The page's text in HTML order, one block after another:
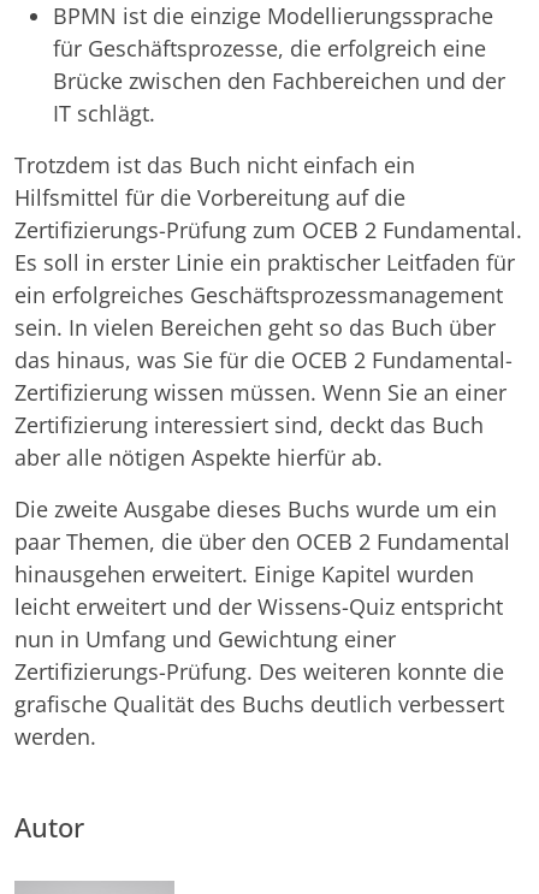
BPMN ist die einzige Modellierungssprache
für Geschäftsprozesse, die erfolgreich eine
Brücke zwischen den Fachbereichen und der
IT schlägt.
Trotzdem ist das Buch nicht einfach ein
Hilfsmittel für die Vorbereitung auf die
Zertifizierungs-Prüfung zum OCEB 2 Fundamental.
Es soll in erster Linie ein praktischer Leitfaden für
ein erfolgreiches Geschäftsprozessmanagement
sein. In vielen Bereichen geht so das Buch über
das hinaus, was Sie für die OCEB 2 Fundamental-
Zertifizierung wissen müssen. Wenn Sie an einer
Zertifizierung interessiert sind, deckt das Buch
aber alle nötigen Aspekte hierfür ab.
Die zweite Ausgabe dieses Buchs wurde um ein
paar Themen, die über den OCEB 2 Fundamental
hinausgehen erweitert. Einige Kapitel wurden
leicht erweitert und der Wissens-Quiz entspricht
nun in Umfang und Gewichtung einer
Zertifizierungs-Prüfung. Des weiteren konnte die
grafische Qualität des Buchs deutlich verbessert
werden.
Autor